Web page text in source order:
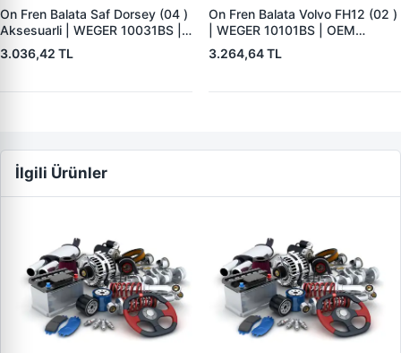
On Fren Balata Saf Dorsey (04 )
Aksesuarli | WEGER 10031BS |
OEM 3057008400
3.036,42 TL
On Fren Balata Volvo FH12 (02 )
| WEGER 10101BS | OEM
1078439
3.264,64 TL
İlgili Ürünler